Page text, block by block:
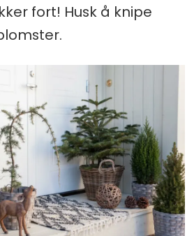
fort! Husk å knipe